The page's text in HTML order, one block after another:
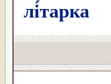
лі́тарка